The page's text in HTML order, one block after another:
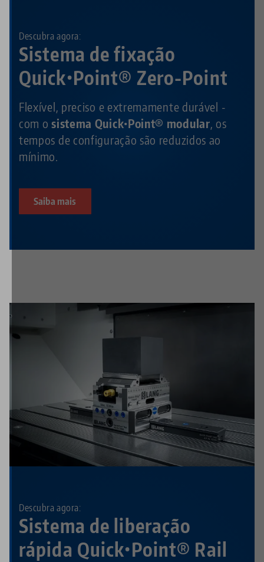
Sistema de fixação
Quick•Point® Zero-Point
Descubra agora:
Flexível, preciso e extremamente durável -
com osistema Quick•Point® modular , os
tempos de configuração são reduzidos ao
mínimo.
Saiba mais
Sistema de liberação
rápida Quick•Point® Rail
Descubra agora: